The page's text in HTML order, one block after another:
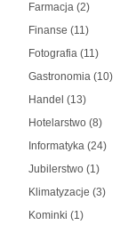
Farmacja (2)
Finanse (11)
Fotografia (11)
Gastronomia (10)
Handel (13)
Hotelarstwo (8)
Informatyka (24)
Jubilerstwo (1)
Klimatyzacje (3)
Kominki (1)